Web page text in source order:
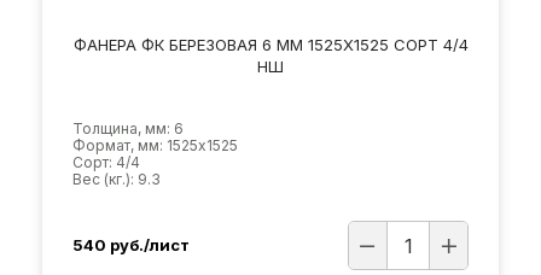
ФАНЕРА ФК БЕРЕЗОВАЯ 6 ММ 1525Х1525 СОРТ 4/4
НШ
Толщина, мм: 6
Формат, мм: 1525х1525
Сорт: 4/4
Вес (кг.): 9.3
540 руб./лист